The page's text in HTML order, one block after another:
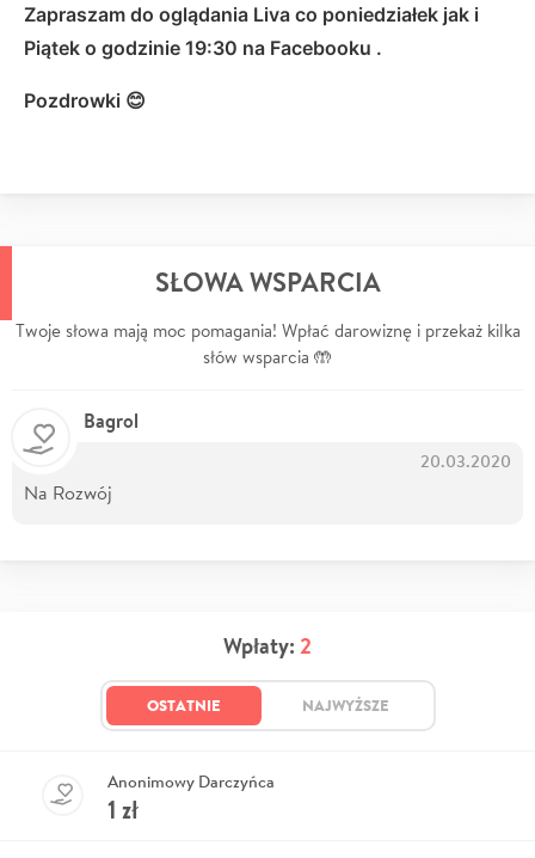
Zapraszam do oglądania Liva co poniedziałek jak i
Piątek o godzinie 19:30 na Facebooku .
Pozdrowki 😊
SŁOWA WSPARCIA
Twoje słowa mają moc pomagania! Wpłać darowiznę i przekaż kilka
słów wsparcia 🤲
Bagrol
20.03.2020
Na Rozwój
Wpłaty: 2
OSTATNIE NAJWYŻSZE
Anonimowy Darczyńca
1 zł